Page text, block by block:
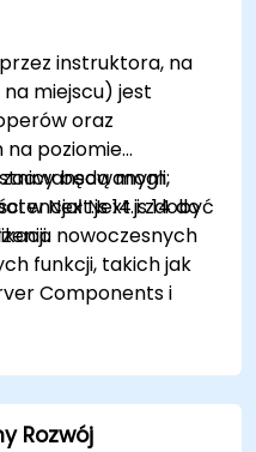
użyciu React
stanu atomowego.
aplikacji pod
i efektywnie
instruktora, na
miejscu) jest
oraz
poziomie
w Next.js 14 i zdobyć
nowoczesnych
będą mogli:
Next.js 14 do
funkcji, takich jak
Components i
dotyczące
i SEO.
typowe problemy w
Rozwój